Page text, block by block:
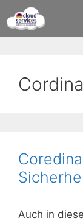
Inhalt
springen
Auch in